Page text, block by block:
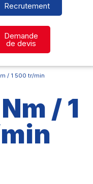
Recrutement
Demande
de devis
/ 1 500 tr/min
/ 1